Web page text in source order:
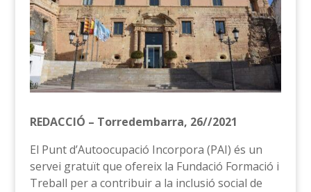
REDACCIÓ – Torredembarra, 26//2021
El Punt d’Autoocupació Incorpora (PAI) és un
servei gratuït que ofereix la Fundació Formació i
Treball per a contribuir a la inclusió social de